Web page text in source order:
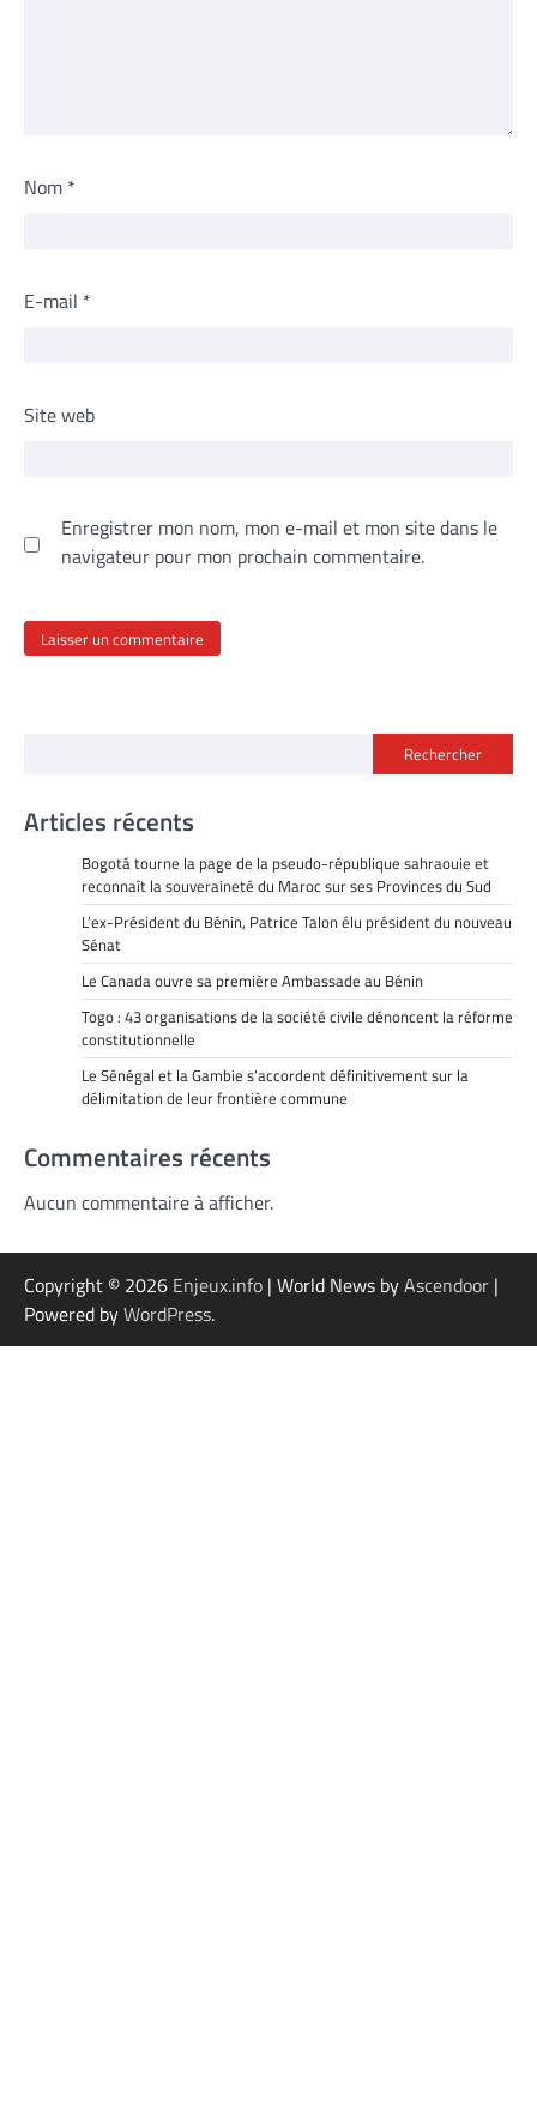
Nom *
E-mail *
Site web
Enregistrer mon nom, mon e-mail et mon site dans le
navigateur pour mon prochain commentaire.
Rechercher
Articles récents
Bogotá tourne la page de la pseudo-république sahraouie et
reconnaît la souveraineté du Maroc sur ses Provinces du Sud
L’ex-Président du Bénin, Patrice Talon élu président du nouveau
Sénat
Le Canada ouvre sa première Ambassade au Bénin
Togo : 43 organisations de la société civile dénoncent la réforme
constitutionnelle
Le Sénégal et la Gambie s’accordent définitivement sur la
délimitation de leur frontière commune
Commentaires récents
Aucun commentaire à afficher.
Copyright © 2026 Enjeux.info | World News byAscendoor |
Powered byWordPress.